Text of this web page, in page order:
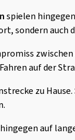
spielen
sondern auch
auf der
zu
auf